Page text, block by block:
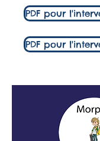
PDF pour
PDF pour